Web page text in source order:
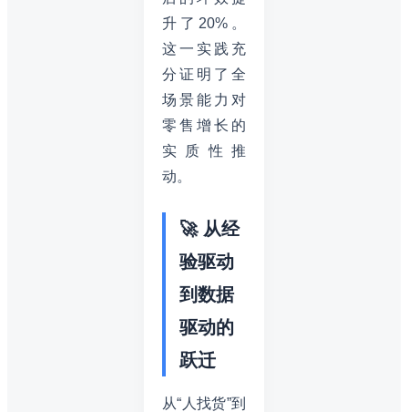
升了20%。
这一实践充
分证明了全
场景能力对
零售增长的
实质性推
动。
🚀 从经
验驱动
到数据
驱动的
跃迁
从“人找货”到